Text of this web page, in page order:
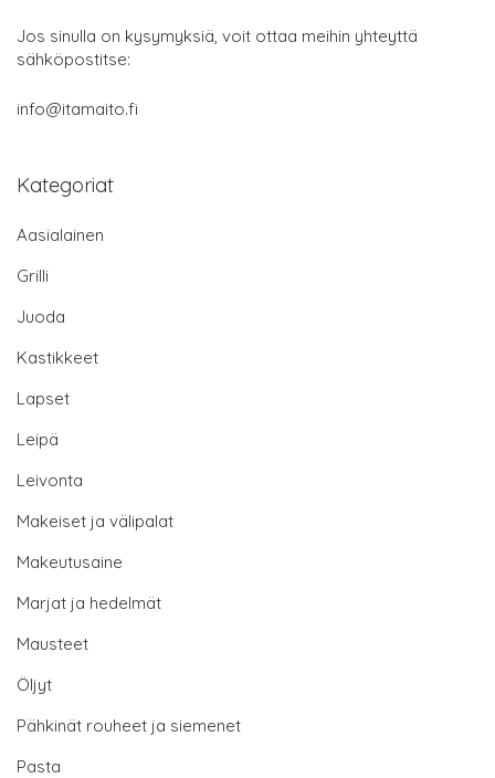
Jos sinulla on kysymyksiä, voit ottaa meihin yhteyttä
sähköpostitse:
info@itamaito.fi
Kategoriat
Aasialainen
Grilli
Juoda
Kastikkeet
Lapset
Leipä
Leivonta
Makeiset ja välipalat
Makeutusaine
Marjat ja hedelmät
Mausteet
Öljyt
Pähkinät rouheet ja siemenet
Pasta